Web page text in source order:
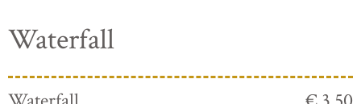
Waterfall